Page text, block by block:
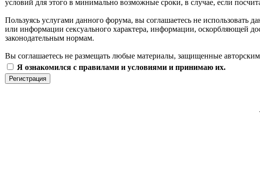
условий для этого в минимально возможные сроки, в случае, если
Пользуясь услугами данного форума, вы соглашаетесь не
или информации сексуального характера, информации,
законодательным нормам.
Вы соглашаетесь не размещать любые материалы, защищенные
Я ознакомился с правилами и условиями и принимаю их.